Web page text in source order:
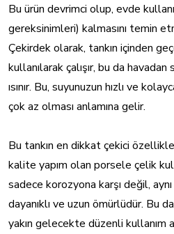
Bu ürün devrimci olup, evde
gereksinimleri) kalmasını temin
Çekirdek olarak, tankın içinden
kullanılarak çalışır, bu da havadan
ısınır. Bu, suyunuzun hızlı ve
çok az olması anlamına gelir.
Bu tankın en dikkat çekici
kalite yapım olan porsele çelik
sadece korozyona karşı değil,
dayanıklı ve uzun ömürlüdür. Bu
yakın gelecekte düzenli kullanım